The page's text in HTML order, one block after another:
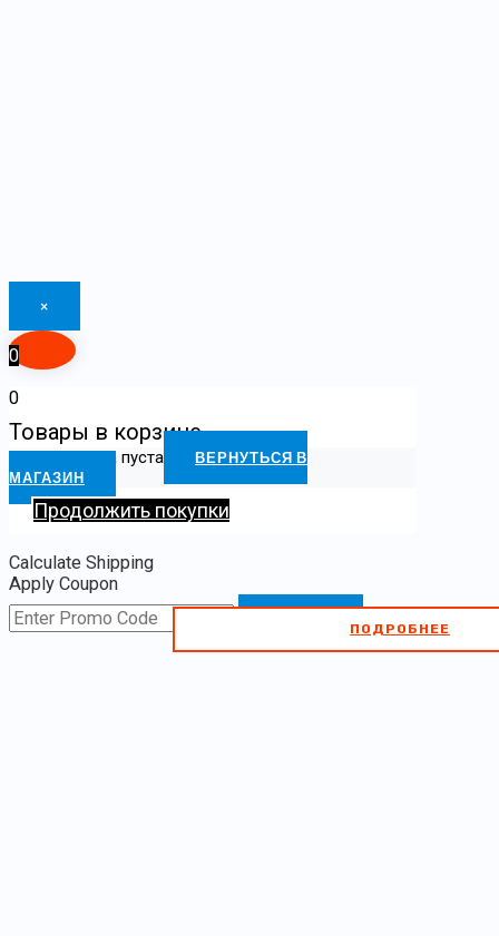
ПОДРОБНЕЕ
ПОДРОБНЕЕ
×
0
0
Товары в корзине
Ваша корзина пуста
ВЕРНУТЬСЯ В
МАГАЗИН
Продолжить покупки
Calculate Shipping
Apply Coupon